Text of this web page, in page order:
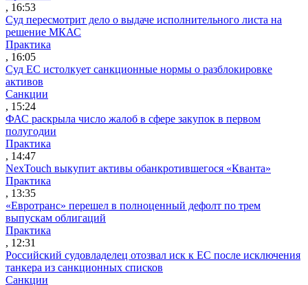
, 16:53
Суд пересмотрит дело о выдаче исполнительного листа на
решение МКАС
Практика
, 16:05
Суд ЕС истолкует санкционные нормы о разблокировке
активов
Санкции
, 15:24
ФАС раскрыла число жалоб в сфере закупок в первом
полугодии
Практика
, 14:47
NexTouch выкупит активы обанкротившегося «Кванта»
Практика
, 13:35
«Евротранс» перешел в полноценный дефолт по трем
выпускам облигаций
Практика
, 12:31
Российский судовладелец отозвал иск к ЕС после исключения
танкера из санкционных списков
Санкции